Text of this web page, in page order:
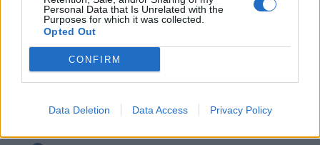
Personal Data that Is Unrelated with the
Purposes for which it was collected.
Opted Out
CONFIRM
Data Deletion Data Access Privacy Policy
Gracias!! Pero lamentablemente el a4 ya ha dejado de
existir por su sustituto el a5…
Pues mejor me lo pintas! jajaj